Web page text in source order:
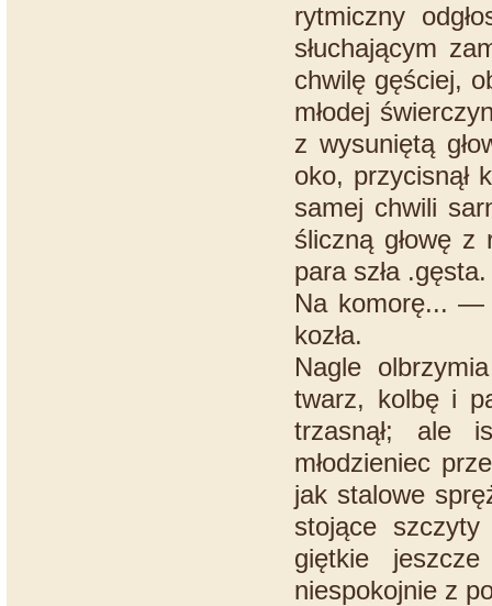
rytmiczny
słuchającym
chwilę gęściej,
młodej
z wysuniętą
oko, przycisnął
samej chwili
śliczną głowę z
para szła .gęsta.
Na komorę... —
kozła.
Nagle
twarz, kolbę i
trzasnął; ale
młodzieniec
jak stalowe
stojące
giętkie
niespokojnie z